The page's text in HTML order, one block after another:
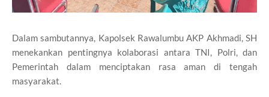
Dalam sambutannya, Kapolsek Rawalumbu AKP Akhmadi, SH
menekankan pentingnya kolaborasi antara TNI, Polri, dan
Pemerintah dalam menciptakan rasa aman di tengah
masyarakat.